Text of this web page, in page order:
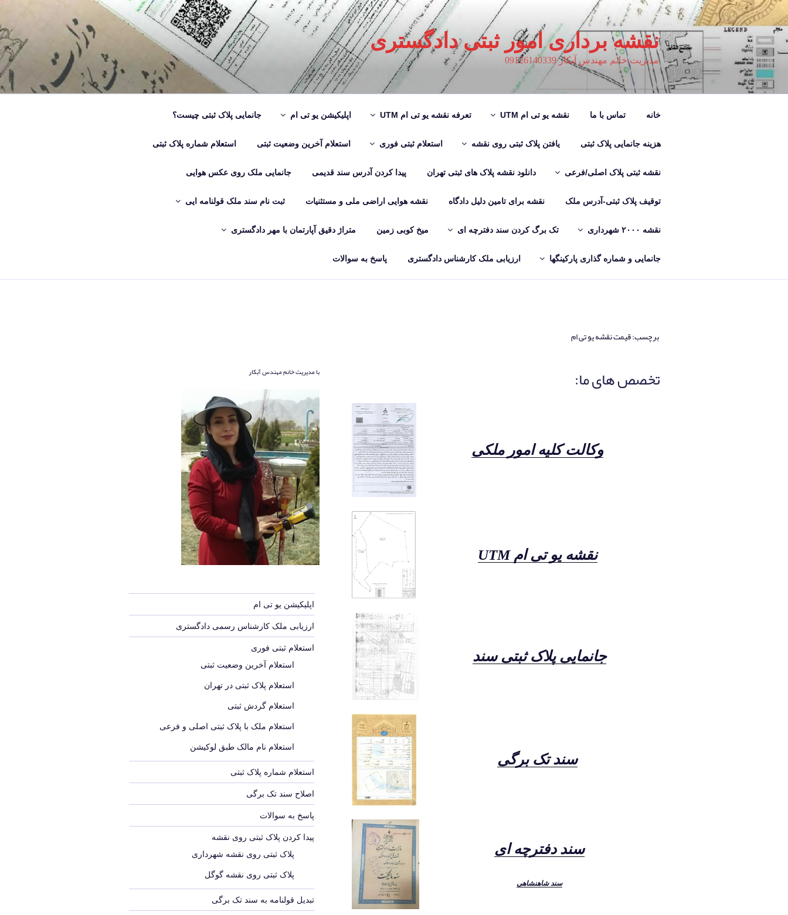
رفتن
به
محتوا
نقشه برداری امور ثبتی دادگستری
مدیریت خانم مهندس آبکار 09126140339
خانه تماس با ما نقشه یو تی ام UTM تعرفه نقشه یو تی ام UTM اپلیکیشن یو تی ام جانمایی پلاک ثبتی چیست؟
هزینه جانمایی پلاک ثبتی یافتن پلاک ثبتی روی نقشه استعلام ثبتی فوری استعلام آخرین وضعیت ثبتی استعلام شماره پلاک ثبتی
نقشه ثبتی پلاک اصلی/فرعی دانلود نقشه پلاک های ثبتی تهران پیدا کردن آدرس سند قدیمی جانمایی ملک روی عکس هوایی
توقیف پلاک ثبتی-آدرس ملک نقشه برای تامین دلیل دادگاه نقشه هوایی اراضی ملی و مستثنیات ثبت نام سند ملک قولنامه ایی
نقشه ۲۰۰۰ شهرداری تک برگ کردن سند دفترچه ای میخ کوبی زمین متراژ دقیق آپارتمان با مهر دادگستری
جانمایی و شماره گذاری پارکینگها ارزیابی ملک کارشناس دادگستری پاسخ به سوالات
برچسب:قیمت نقشه یو تی ام
در
تخصص های ما:
وکالت کلیه امور ملکی
نقشه یو تی ام UTM
جانمایی پلاک ثبتی سند
سند تک برگی
سند دفترچه ای
سند شاهنشاهی
با مدیریت خانم مهندس آبکار
اپلیکیشن یو تی ام
ارزیابی ملک کارشناس رسمی دادگستری
استعلام ثبتی فوری
استعلام آخرین وضعیت ثبتی
استعلام پلاک ثبتی در تهران
استعلام گردش ثبتی
استعلام ملک با پلاک ثبتی اصلی و فرعی
استعلام نام مالک طبق لوکیشن
استعلام شماره پلاک ثبتی
اصلاح سند تک برگی
پاسخ به سوالات
پیدا کردن پلاک ثبتی روی نقشه
پلاک ثبتی روی نقشه شهرداری
پلاک ثبتی روی نقشه گوگل
تبدیل قولنامه به سند تک برگی